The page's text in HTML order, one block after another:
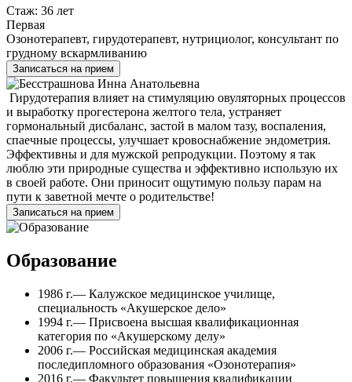
Стаж: 36 лет
Первая
Озонотерапевт, гирудотерапевт, нутрициолог, консультант по
грудному вскармливанию
Записаться на прием
Гирудотерапия влияет на стимуляцию овуляторных процессов
и выработку прогестерона желтого тела, устраняет
гормональный дисбаланс, застой в малом тазу, воспаления,
спаечные процессы, улучшает кровоснабжение эндометрия.
Эффективны и для мужской репродукции. Поэтому я так
люблю эти природные существа и эффективно использую их
в своей работе. Они приносит ощутимую пользу парам на
пути к заветной мечте о родительстве!
Записаться на прием
Образование
1986 г.— Калужское медицинское училище,
специальность «Акушерское дело»
1994 г.— Присвоена высшая квалификационная
категория по «Акушерскому делу»
2006 г.— Российская медицинская академия
последипломного образования «Озонотерапия»
2016 г.— Факультет повышения квалификации